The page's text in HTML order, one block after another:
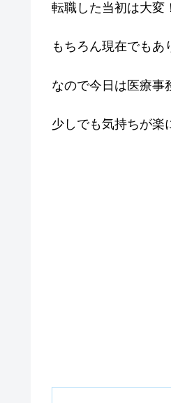
転職した当初は大変
もちろん現在でもあ
なので今日は医療事
少しでも気持ちが楽